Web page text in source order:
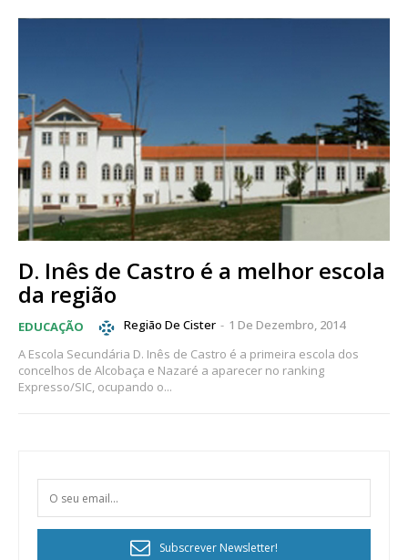
D. Inês de Castro é a melhor escola
da região
EDUCAÇÃO Região De Cister - 1 De Dezembro, 2014
A Escola Secundária D. Inês de Castro é a primeira escola dos
concelhos de Alcobaça e Nazaré a aparecer no ranking
Expresso/SIC, ocupando o...
Subscrever Newsletter!